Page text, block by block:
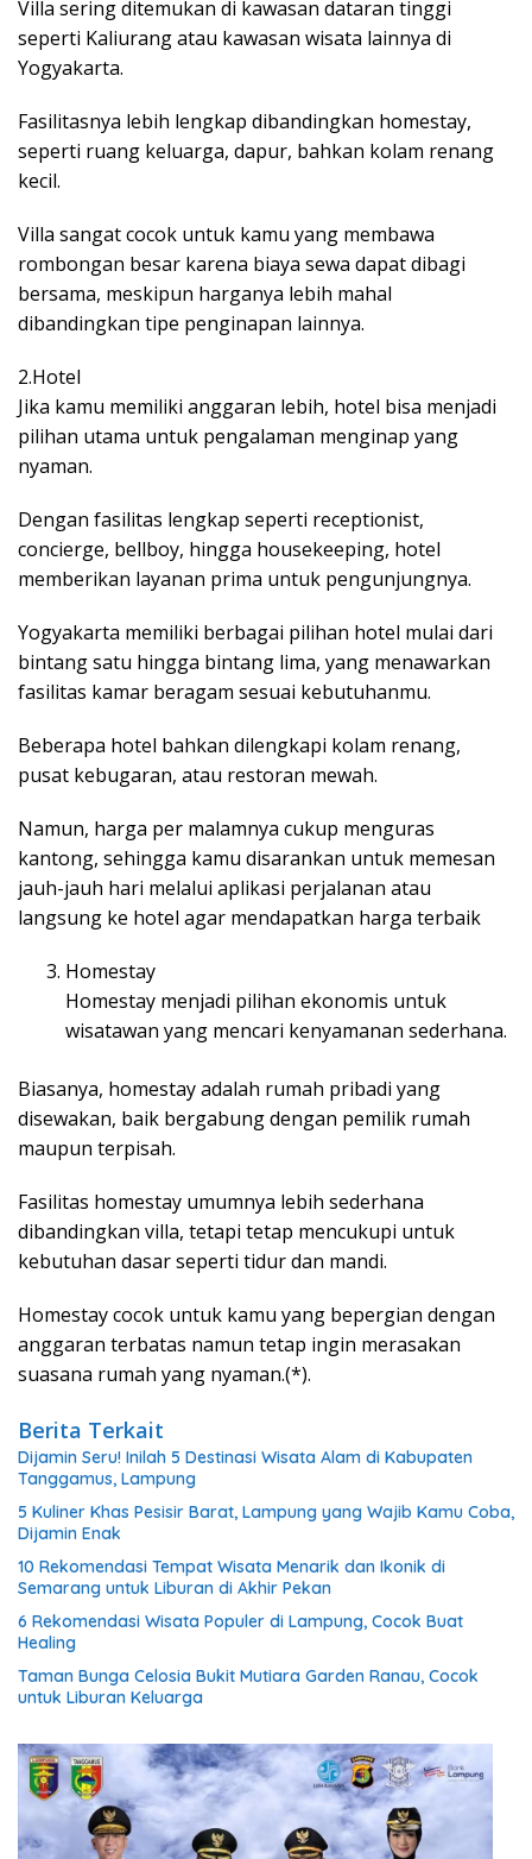
Villa sering ditemukan di kawasan dataran tinggi
seperti Kaliurang atau kawasan wisata lainnya di
Yogyakarta.
Fasilitasnya lebih lengkap dibandingkan homestay,
seperti ruang keluarga, dapur, bahkan kolam renang
kecil.
Villa sangat cocok untuk kamu yang membawa
rombongan besar karena biaya sewa dapat dibagi
bersama, meskipun harganya lebih mahal
dibandingkan tipe penginapan lainnya.
2.Hotel
Jika kamu memiliki anggaran lebih, hotel bisa menjadi
pilihan utama untuk pengalaman menginap yang
nyaman.
Dengan fasilitas lengkap seperti receptionist,
concierge, bellboy, hingga housekeeping, hotel
memberikan layanan prima untuk pengunjungnya.
Yogyakarta memiliki berbagai pilihan hotel mulai dari
bintang satu hingga bintang lima, yang menawarkan
fasilitas kamar beragam sesuai kebutuhanmu.
Beberapa hotel bahkan dilengkapi kolam renang,
pusat kebugaran, atau restoran mewah.
Namun, harga per malamnya cukup menguras
kantong, sehingga kamu disarankan untuk memesan
jauh-jauh hari melalui aplikasi perjalanan atau
langsung ke hotel agar mendapatkan harga terbaik
Homestay
Homestay menjadi pilihan ekonomis untuk
wisatawan yang mencari kenyamanan sederhana.
Biasanya, homestay adalah rumah pribadi yang
disewakan, baik bergabung dengan pemilik rumah
maupun terpisah.
Fasilitas homestay umumnya lebih sederhana
dibandingkan villa, tetapi tetap mencukupi untuk
kebutuhan dasar seperti tidur dan mandi.
Homestay cocok untuk kamu yang bepergian dengan
anggaran terbatas namun tetap ingin merasakan
suasana rumah yang nyaman.(*).
Berita Terkait
Dijamin Seru! Inilah 5 Destinasi Wisata Alam di Kabupaten
Tanggamus, Lampung
5 Kuliner Khas Pesisir Barat, Lampung yang Wajib Kamu Coba,
Dijamin Enak
10 Rekomendasi Tempat Wisata Menarik dan Ikonik di
Semarang untuk Liburan di Akhir Pekan
6 Rekomendasi Wisata Populer di Lampung, Cocok Buat
Healing
Taman Bunga Celosia Bukit Mutiara Garden Ranau, Cocok
untuk Liburan Keluarga